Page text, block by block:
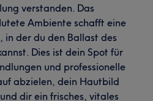
verstanden. Das
Ambiente schafft eine
der du den Ballast des
Dies ist dein Spot für
und professionelle
abzielen, dein Hautbild
dir ein frisches, vitales